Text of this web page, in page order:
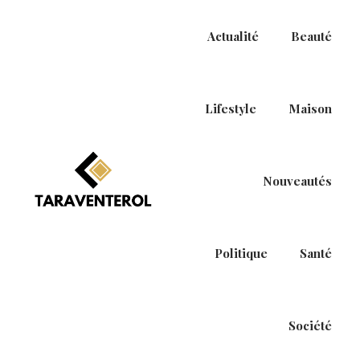
Actualité Beauté
Lifestyle Maison
Nouveautés
Politique Santé
Société